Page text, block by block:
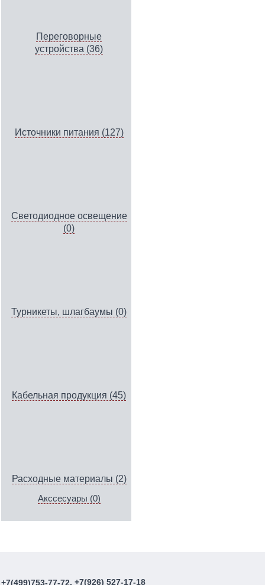
Переговорные
устройства (36)
Источники питания (127)
Светодиодное освещение
(0)
Турникеты, шлагбаумы (0)
Кабельная продукция (45)
Расходные материалы (2)
Акссесуары (0)
+7(499)753-77-72, +7(926) 527-17-18